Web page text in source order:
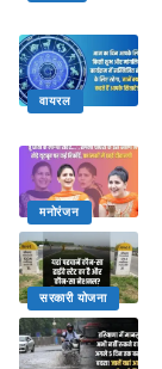
वायरल
मनोरंजन
सरकारी योजना